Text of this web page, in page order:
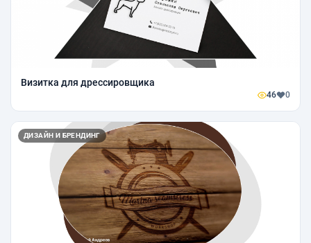
Визитка для дрессировщика
46 0
ДИЗАЙН И БРЕНДИНГ